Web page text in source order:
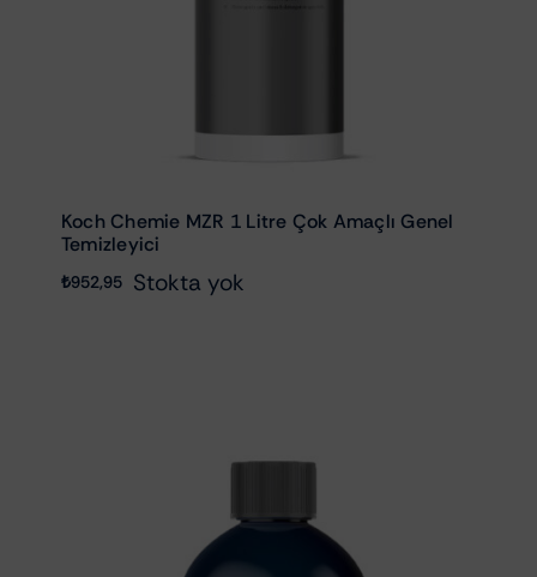
Koch Chemie MZR 1 Litre Çok Amaçlı Genel
Temizleyici
₺952,95 Stokta yok